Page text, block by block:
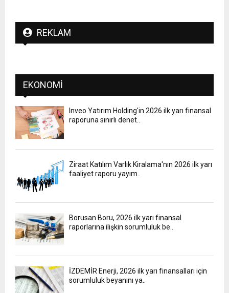
REKLAM
EKONOMI
Inveo Yatırım Holding'in 2026 ilk yarı finansal
raporuna sınırlı denet..
Ziraat Katılım Varlık Kiralama'nın 2026 ilk yarı
faaliyet raporu yayım..
Borusan Boru, 2026 ilk yarı finansal
raporlarına ilişkin sorumluluk be..
İZDEMİR Enerji, 2026 ilk yarı finansalları için
sorumluluk beyanını ya..